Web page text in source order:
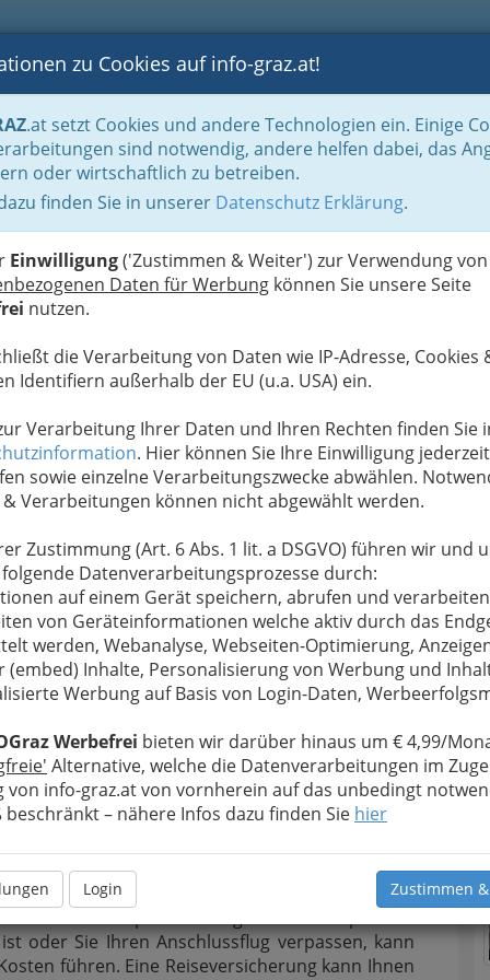
BLOGS FOTOS GASTRONOMIE BRANCHEN
zu Cookies auf info-graz.at!
.at setzt Cookies und andere Technologien ein. Einige
sind notwendig, andere helfen dabei, das
oder wirtschaftlich zu betreiben.
finden Sie in unserer Datenschutz Erklärung.
Einwilligung('Zustimmen & Weiter') zur Verwendung von
Daten für Werbung können Sie unsere Seite
nutzen.
die Verarbeitung von Daten wie IP-Adresse, Cookies
Identifiern außerhalb der EU (u.a. USA) ein.
Verarbeitung Ihrer Daten und Ihren Rechten finden Sie
. Hier können Sie Ihre Einwilligung jederzeit
sowie einzelne Verarbeitungszwecke abwählen.
& Verarbeitungen können nicht abgewählt werden.
Zustimmung (Art. 6 Abs. 1 lit. a DSGVO) führen wir und
Datenverarbeitungsprozesse durch:
auf einem Gerät speichern, abrufen und
von Geräteinformationen welche aktiv durch das
werden, Webanalyse, Webseiten-Optimierung,
(embed) Inhalte, Personalisierung von Werbung und
Werbung auf Basis von Login-Daten,
Werbefrei bieten wir darüber hinaus um € 4,99/
Alternative, welche die Datenverarbeitungen im
von info-graz.at von vornherein auf das unbedingt
beschränkt – nähere Infos dazu finden Sie hier
Login Zustimmen
während Ihrer Reise. Sie bietet zahlreiche
Ihrer Sicherheit und finanziellen
sind, einen Familienurlaub planen oder ein
eineReiseversicherungsollte auf Ihrer Liste der
Vorteil einer Reiseversicherung besteht
sie Sie vor unerwarteten medizinischen Kosten
Unfall oder eine plötzliche Krankheit können
Reise auftreten und hohe Arztkosten oder
verursachen. Eine gute
deckt diese Kosten ab und bietet Ihnen
dass Sie im Notfall die medizinische
erhalten, die Sie benötigen. Ein weiterer
ist der Schutz vor Reiseabbruch und
Es gibt Situationen, in denen
dass Sie Ihre Reise abbrechen oder
Krankheit, eines Todesfalls in der Familie
In solchen Fällen bietet Ihnen eine
sie die Kosten für nicht erstattbare Tickets,
wenn Sie Ihre Reise aus bestimmten Gründen
Vorteil einer Reiseversicherung besteht darin,
Gepäcks abdeckt. Es ist frustrierend und
verloren geht oder gestohlen wird. Eine
Verlust oder die Beschädigung Ihres Gepäcks
Ihres Gepäcks erhalten oder Unterstützung
um Ihre Reise fortsetzen zu können. Des
bei verspäteten Flügen oder verpassten
oder Sie Ihren Anschlussflug verpassen, kann
führen. Eine Reiseversicherung kann Ihnen